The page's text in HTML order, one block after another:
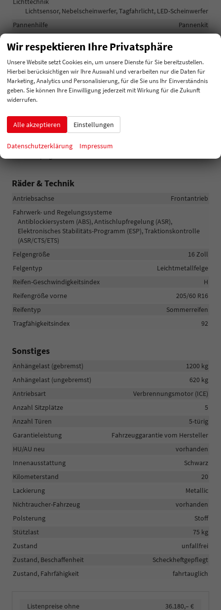
Lichtsensor, Nebelscheinwerfer, Tagfahrlicht, LED-Scheinwerfer
Pannenhilfe
Pannenkit
Zentralverriegelung
Zentralverriegelung, Zentralverriegelung mit
Funkfernbedienung, Schlüssellose Zentralverriegelung (Keyless
Go)
Anhängerkupplung
Außenspiegel elektrisch anklappbar, Außenspiegel beheizbar,
Räder & Technik
Antriebsachse
Frontantrieb
Fahrwerk- und Regelungssysteme
Antiblockiersystem (ABS), Antischlupfregelung (ASR),
Elektronisches Stabilitäts-Programm (ESP), Traktionskontrolle
(ASR/CTS/ETS)
Felgengröße
16 Zoll
Felgentyp
Leichtmetallfelge
Reifen-Geschwindigkeitsindex
H
Reifengröße vorne
205/60 R16
Reifentyp
Sommerreifen
Tragfähigkeitsindex
92
Sonstiges
Anhängelast (gebremst)
1200 kg
Anhängelast (ungebremst)
620 kg
Antriebsart
Verbrennungsmotor (ICE)
Anzahl Sitzplätze
5
Anzahl Türen
5-türig
Garantieleistung
Fahrzeuggarantie vom Hersteller
HU/AU neu
vorhanden
Innenausstattung
Schwarz
Kilometerstand
20
Lackierung
Metallic
Nichtraucher-Fahrzeug
vorhanden
Polsterung
Stoff
Stützlast
75 kg
Zustand
unfallfrei
Zustand, Beschaffenheit
Scheckheftgepflegt
Zustand, Fahrfähigkeit
fahrtauglich
Listenpreise ohne
36.180,– €
Wir respektieren Ihre Privatsphäre
Unsere Website setzt Cookies ein, um unsere Dienste für Sie bereitzustellen.
Hierbei berücksichtigen wir Ihre Auswahl und verarbeiten nur die Daten für
Marketing, Analytics und Personalisierung, für die Sie uns Ihr Einverständnis
geben. Sie können Ihre Einwilligung jederzeit mit Wirkung für die Zukunft
widerrufen.
Alle akzeptieren Einstellungen
Datenschutzerklärung Impressum